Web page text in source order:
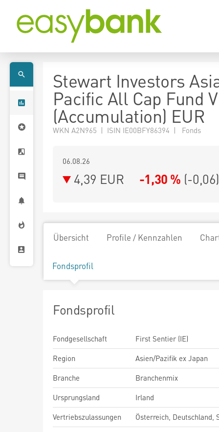
Stewart Investors
Pacific All Cap Fund
(Accumulation) EUR
WKN A2N965 | ISIN IE00BFY86394 | Fonds
06.08.26
4,39 EUR -1,30 % (-0,06)
Übersicht Profile / Kennzahlen
Fondsprofil
Fondsprofil
Fondgesellschaft
First Sentier (IE)
Region
Asien/Pazifik ex Japan
Branche
Branchenmix
Ursprungsland
Irland
Vertriebszulassungen
Österreich, Deutschland,